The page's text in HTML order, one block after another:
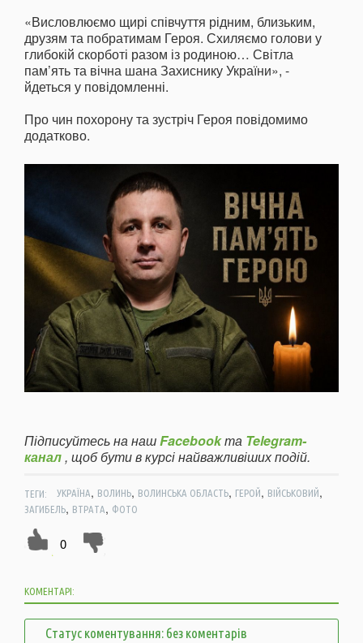
«Висловлюємо щирі співчуття рідним, близьким,
друзям та побратимам Героя. Схиляємо голови у
глибокій скорботі разом із родиною… Світла
пам’ять та вічна шана Захиснику України», -
йдеться у повідомленні.
Про чин похорону та зустріч Героя повідомимо
додатково.
Підписуйтесь на нашFacebookта Telegram-
канал, щоб бути в курсі найважливіших подій.
ТЕГИ: УКРАЇНА, ВОЛИНЬ, ВОЛИНСЬКА ОБЛАСТЬ, ГЕРОЙ, ВІЙСЬКОВИЙ,
ЗАГИБЕЛЬ, ВТРАТА, ФОТО
0
КОМЕНТАРІ:
Статус коментування: без коментарів